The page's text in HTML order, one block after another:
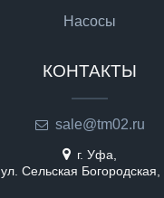
Насосы
КОНТАКТЫ
sale@tm02.ru
г. Уфа,
ул. Сельская Богородская,